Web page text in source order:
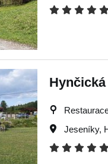
Hynčická
Jeseníky,